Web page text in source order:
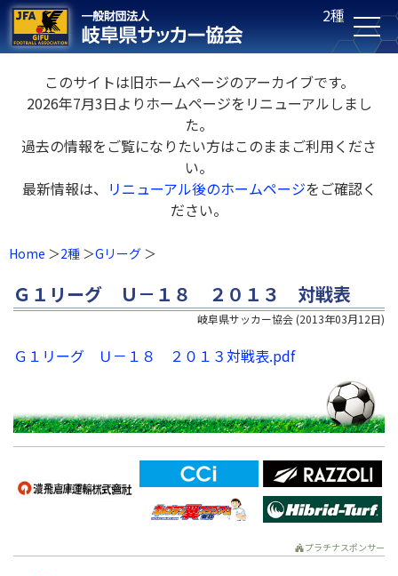
2種
このサイトは旧ホームページのアーカイブです。
2026年7月3日よりホームページをリニューアルしまし
た。
過去の情報をご覧になりたい方はこのままご利用くださ
い。
最新情報は、 リニューアル後のホームページをご確認く
ださい。
Home 2種 Gリーグ
Ｇ１リーグ Ｕ－１８ ２０１３ 対戦表
岐阜県サッカー協会 (2013年03月12日)
Ｇ１リーグ Ｕ－１８ ２０１３対戦表.pdf
プラチナスポンサー